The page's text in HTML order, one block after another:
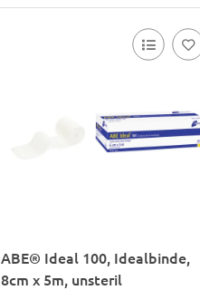
ABE® Ideal 100, Idealbinde,
8cm x 5m, unsteril